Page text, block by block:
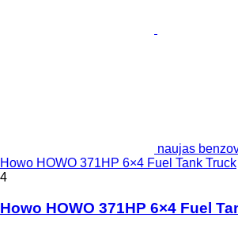
naujas
Howo HOWO 371HP 6×4 Fuel Tank Truck
4
Howo HOWO 371HP 6×4 Fuel